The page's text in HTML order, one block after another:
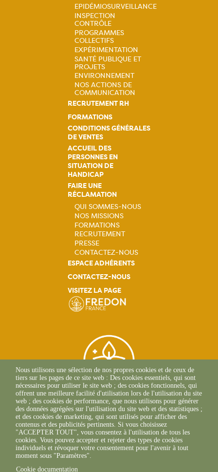
Navigation
principale
EPIDÉMIOSURVEILLANCE
INSPECTION
CONTRÔLE
PROGRAMMES
COLLECTIFS
EXPÉRIMENTATION
SANTÉ PUBLIQUE ET
PROJETS
ENVIRONNEMENT
NOS ACTIONS DE
COMMUNICATION
RECRUTEMENT RH
FORMATIONS
CONDITIONS GÉNÉRALES
DE VENTES
ACCUEIL DES
PERSONNES EN
SITUATION DE
HANDICAP
FAIRE UNE
RÉCLAMATION
Navigation
principale
QUI SOMMES-NOUS
NOS MISSIONS
FORMATIONS
RECRUTEMENT
PRESSE
CONTACTEZ-NOUS
ESPACE ADHÉRENTS
CONTACTEZ-NOUS
VISITEZ LA PAGE
71, Avenue Edouard
Bourlaux CS 20032
33882 Villenave-D'Ornon
+33(0)5 56 36 61 05
Nous utilisons une sélection de nos propres cookies et de ceux de
tiers sur les pages de ce site web : Des cookies essentiels, qui sont
nécessaires pour utiliser le site web ; des cookies fonctionnels, qui
offrent une meilleure facilité d'utilisation lors de l'utilisation du site
web ; des cookies de performance, que nous utilisons pour générer
des données agrégées sur l'utilisation du site web et des statistiques ;
et des cookies de marketing, qui sont utilisés pour afficher des
contenus et des publicités pertinents. Si vous choisissez
"ACCEPTER TOUT", vous consentez à l'utilisation de tous les
cookies. Vous pouvez accepter et rejeter des types de cookies
individuels et révoquer votre consentement pour l'avenir à tout
moment sous "Paramètres".
Cookie documentation